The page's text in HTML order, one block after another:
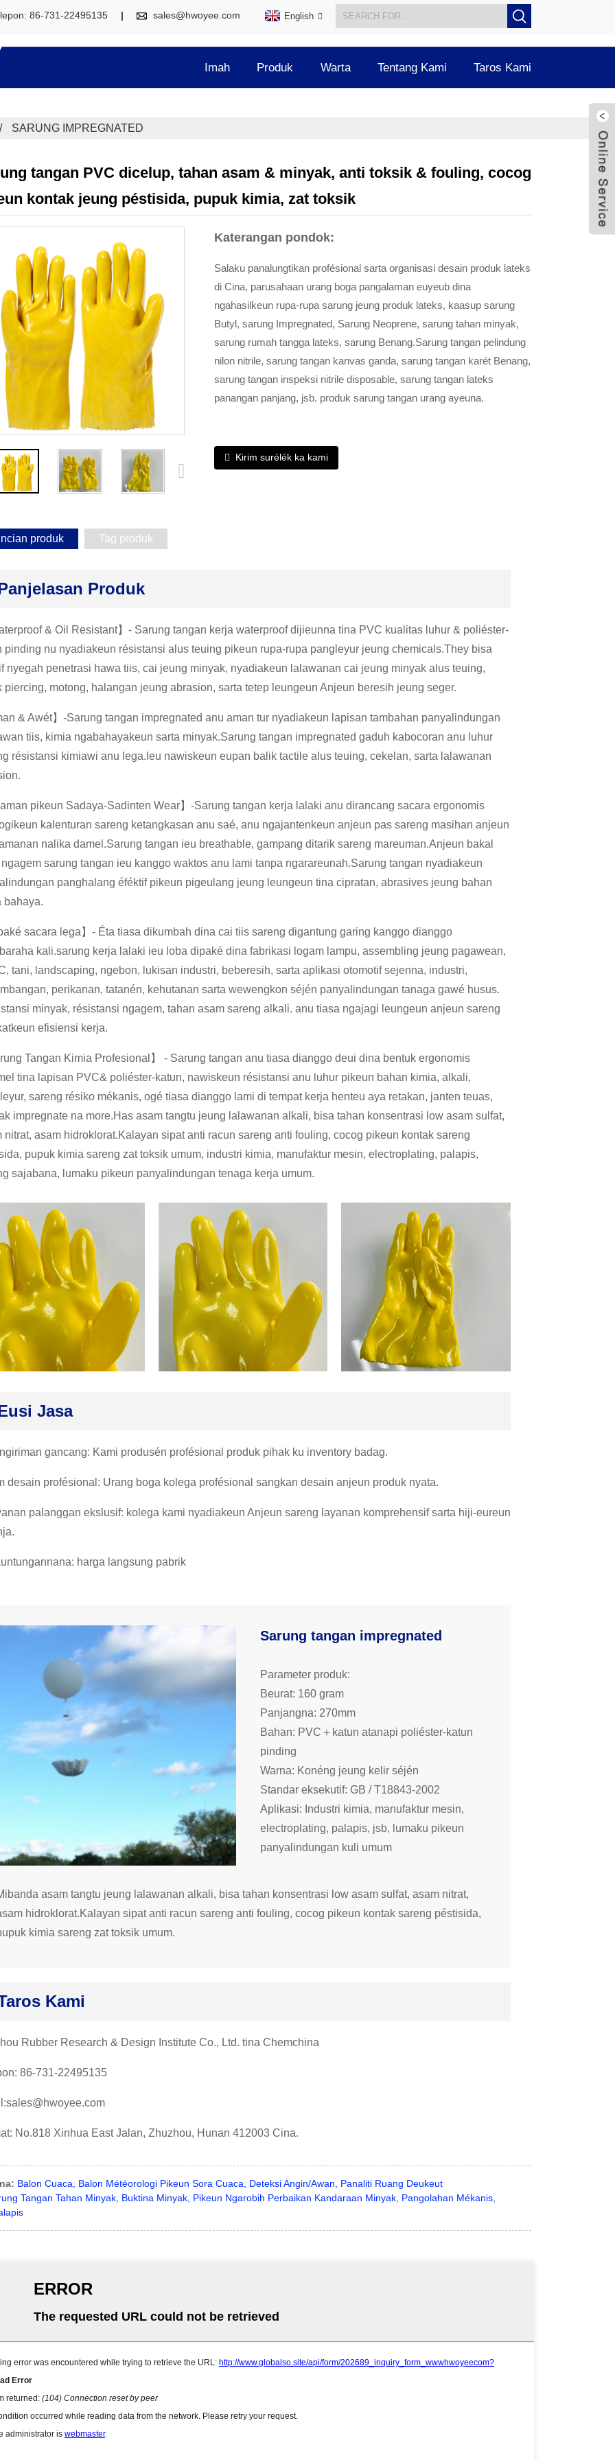
86-731-22495135 sales@hwoyee.com English
Imah Produk Warta Tentang Kami Taros Kami
SARUNG IMPREGNATED
tangan PVC dicelup, tahan asam & minyak, anti toksik & fouling, cocog
kontak jeung péstisida, pupuk kimia, zat toksik
Katerangan pondok:
Salaku panalungtikan profésional sarta organisasi desain produk lateks
di Cina, parusahaan urang boga pangalaman euyeub dina
ngahasilkeun rupa-rupa sarung jeung produk lateks, kaasup sarung
Butyl, sarung Impregnated, Sarung Neoprene, sarung tahan minyak,
sarung rumah tangga lateks, sarung Benang.Sarung tangan pelindung
nilon nitrile, sarung tangan kanvas ganda, sarung tangan karét Benang,
sarung tangan inspeksi nitrile disposable, sarung tangan lateks
panangan panjang, jsb. produk sarung tangan urang ayeuna.
Kirim surélék ka kami
produk Tag produk
Produk
& Oil Resistant】- Sarung tangan kerja waterproof dijieunna tina PVC kualitas luhur & poliéster-
pinding nu nyadiakeun résistansi alus teuing pikeun rupa-rupa pangleyur jeung chemicals.They bisa
nyegah penetrasi hawa tiis, cai jeung minyak, nyadiakeun lalawanan cai jeung minyak alus teuing,
piercing, motong, halangan jeung abrasion, sarta tetep leungeun Anjeun beresih jeung seger.
& Awét】-Sarung tangan impregnated anu aman tur nyadiakeun lapisan tambahan panyalindungan
tiis, kimia ngabahayakeun sarta minyak.Sarung tangan impregnated gaduh kabocoran anu luhur
résistansi kimiawi anu lega.Ieu nawiskeun eupan balik tactile alus teuing, cekelan, sarta lalawanan
pikeun Sadaya-Sadinten Wear】-Sarung tangan kerja lalaki anu dirancang sacara ergonomis
kalenturan sareng ketangkasan anu saé, anu ngajantenkeun anjeun pas sareng masihan anjeun
nalika damel.Sarung tangan ieu breathable, gampang ditarik sareng mareuman.Anjeun bakal
sarung tangan ieu kanggo waktos anu lami tanpa ngarareunah.Sarung tangan nyadiakeun
panghalang éféktif pikeun pigeulang jeung leungeun tina cipratan, abrasives jeung bahan
bahaya.
sacara lega】- Éta tiasa dikumbah dina cai tiis sareng digantung garing kanggo dianggo
kali.sarung kerja lalaki ieu loba dipaké dina fabrikasi logam lampu, assembling jeung pagawean,
tani, landscaping, ngebon, lukisan industri, beberesih, sarta aplikasi otomotif sejenna, industri,
perikanan, tatanén, kehutanan sarta wewengkon séjén panyalindungan tanaga gawé husus.
minyak, résistansi ngagem, tahan asam sareng alkali. anu tiasa ngajagi leungeun anjeun sareng
efisiensi kerja.
Tangan Kimia Profesional】 - Sarung tangan anu tiasa dianggo deui dina bentuk ergonomis
tina lapisan PVC& poliéster-katun, nawiskeun résistansi anu luhur pikeun bahan kimia, alkali,
sareng résiko mékanis, ogé tiasa dianggo lami di tempat kerja henteu aya retakan, janten teuas,
impregnate na more.Has asam tangtu jeung lalawanan alkali, bisa tahan konsentrasi low asam sulfat,
nitrat, asam hidroklorat.Kalayan sipat anti racun sareng anti fouling, cocog pikeun kontak sareng
pupuk kimia sareng zat toksik umum, industri kimia, manufaktur mesin, electroplating, palapis,
sajabana, lumaku pikeun panyalindungan tenaga kerja umum.
Jasa
gancang: Kami produsén profésional produk pihak ku inventory badag.
desain profésional: Urang boga kolega profésional sangkan desain anjeun produk nyata.
palanggan ekslusif: kolega kami nyadiakeun Anjeun sareng layanan komprehensif sarta hiji-eureun
harga langsung pabrik
Sarung tangan impregnated
Parameter produk:
Beurat: 160 gram
Panjangna: 270mm
Bahan: PVC＋katun atanapi poliéster-katun
pinding
Warna: Konéng jeung kelir séjén
Standar eksekutif: GB / T18843-2002
Aplikasi: Industri kimia, manufaktur mesin,
electroplating, palapis, jsb, lumaku pikeun
panyalindungan kuli umum
asam tangtu jeung lalawanan alkali, bisa tahan konsentrasi low asam sulfat, asam nitrat,
hidroklorat.Kalayan sipat anti racun sareng anti fouling, cocog pikeun kontak sareng péstisida,
kimia sareng zat toksik umum.
Kami
Rubber Research & Design Institute Co., Ltd. tina Chemchina
86-731-22495135
No.818 Xinhua East Jalan, Zhuzhou, Hunan 412003 Cina.
Balon Cuaca, Balon Météorologi Pikeun Sora Cuaca, Deteksi Angin/Awan, Panaliti Ruang Deukeut
Tangan Tahan Minyak, Buktina Minyak, Pikeun Ngarobih Perbaikan Kandaraan Minyak, Pangolahan Mékanis,